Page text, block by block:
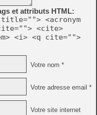
et attributs HTML:
<acronym
<cite>
<i> <q cite="">
Votre nom *
Votre adresse email *
Votre site internet